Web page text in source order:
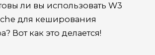
ли вы использовать W3
для кеширования
Вот как это делается!